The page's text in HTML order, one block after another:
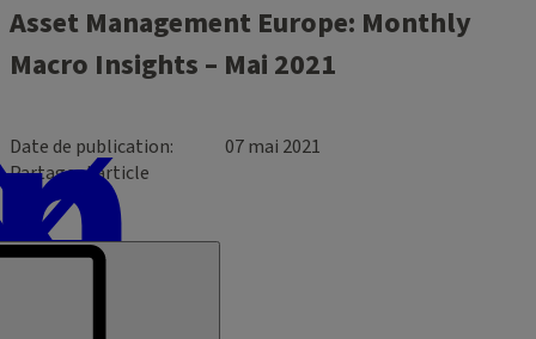
Asset Management Europe: Monthly
Macro Insights – Mai 2021
Date de publication
07 mai 2021
Partager l’article